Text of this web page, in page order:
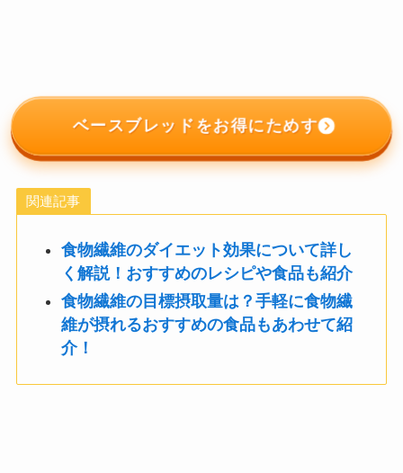
ベースブレッドをお得にためす
関連記事
食物繊維のダイエット効果について詳し
く解説！おすすめのレシピや食品も紹介
食物繊維の目標摂取量は？手軽に食物繊
維が摂れるおすすめの食品もあわせて紹
介！